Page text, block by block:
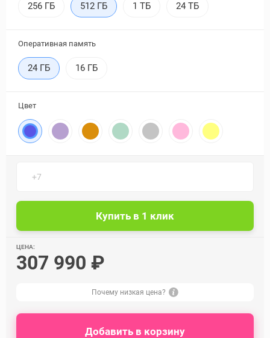
256 ГБ 512 ГБ 1 ТБ 24 ТБ
Оперативная память
24 ГБ 16 ГБ
Цвет
ЦЕНА:
307 990 ₽
Почему низкая цена?
Добавить в корзину